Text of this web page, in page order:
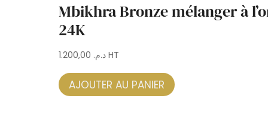
Mbikhra Bronze mélanger à
24K
د.م. HT
AJOUTER AU PANIER